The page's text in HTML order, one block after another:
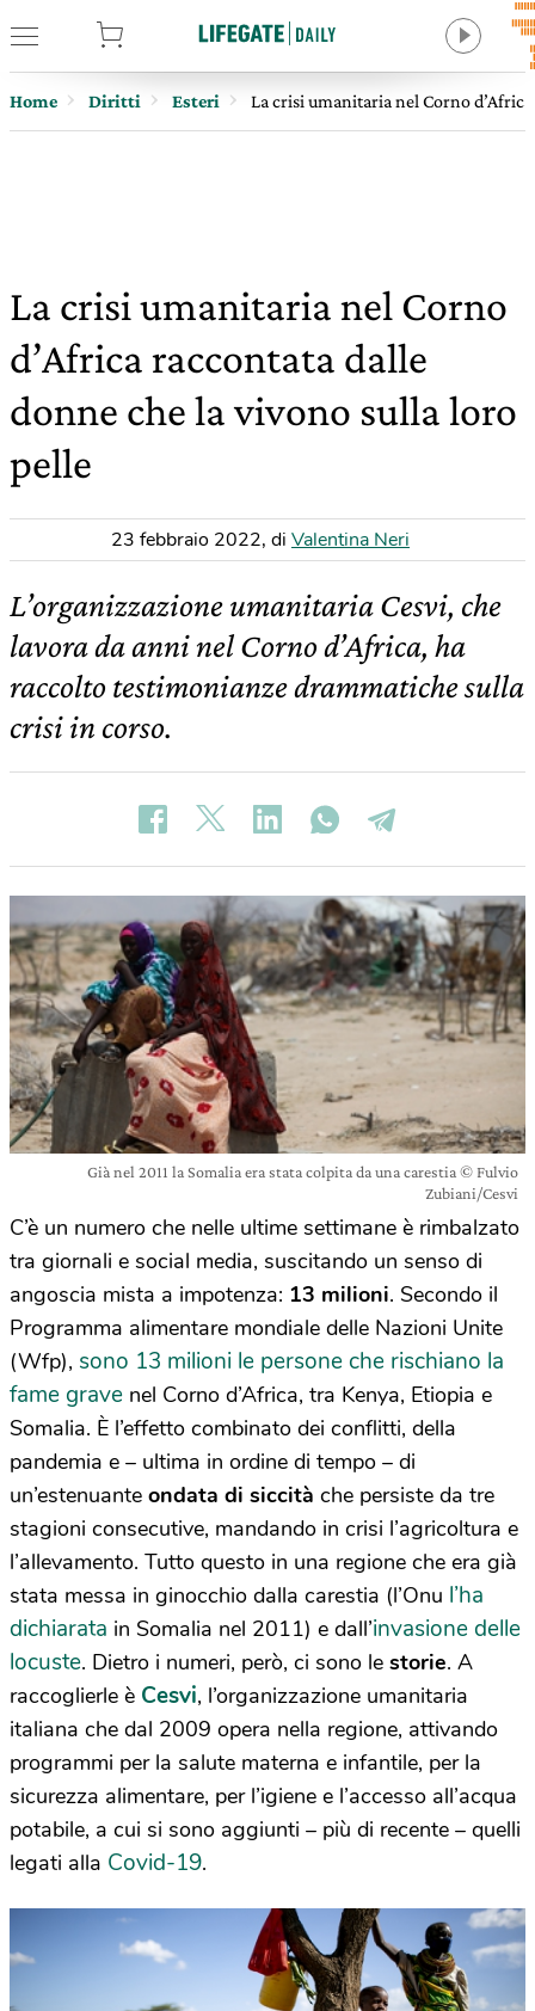
Home Diritti Esteri La crisi umanitaria nel Corno
La crisi umanitaria nel Corno
d’Africa raccontata dalle
donne che la vivono sulla loro
pelle
23 febbraio 2022, di Valentina Neri
L’organizzazione umanitaria Cesvi, che
lavora da anni nel Corno d’Africa, ha
raccolto testimonianze drammatiche sulla
crisi in corso.
Già nel 2011 la Somalia era stata colpita da una carestia © Fulvio
Zubiani/Cesvi
C’è un numero che nelle ultime settimane è rimbalzato
tra giornali e social media, suscitando un senso di
angoscia mista a impotenza: 13 milioni. Secondo il
Programma alimentare mondiale delle Nazioni Unite
(Wfp), sono 13 milioni le persone che rischiano la
fame grave nel Corno d’Africa, tra Kenya, Etiopia e
Somalia. È l’effetto combinato dei conflitti, della
pandemia e – ultima in ordine di tempo – di
un’estenuante ondata di siccità che persiste da tre
stagioni consecutive, mandando in crisi l’agricoltura e
l’allevamento. Tutto questo in una regione che era già
stata messa in ginocchio dalla carestia (l’Onu l’ha
dichiarata in Somalia nel 2011) e dall’invasione delle
locuste. Dietro i numeri, però, ci sono le storie. A
raccoglierle è Cesvi, l’organizzazione umanitaria
italiana che dal 2009 opera nella regione, attivando
programmi per la salute materna e infantile, per la
sicurezza alimentare, per l’igiene e l’accesso all’acqua
potabile, a cui si sono aggiunti – più di recente – quelli
legati alla Covid-19.